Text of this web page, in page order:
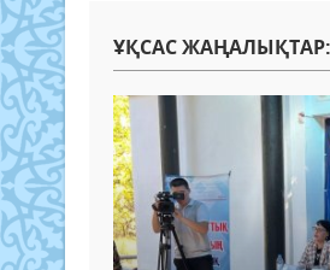
ҰҚСАС ЖАҢАЛЫҚТАР: